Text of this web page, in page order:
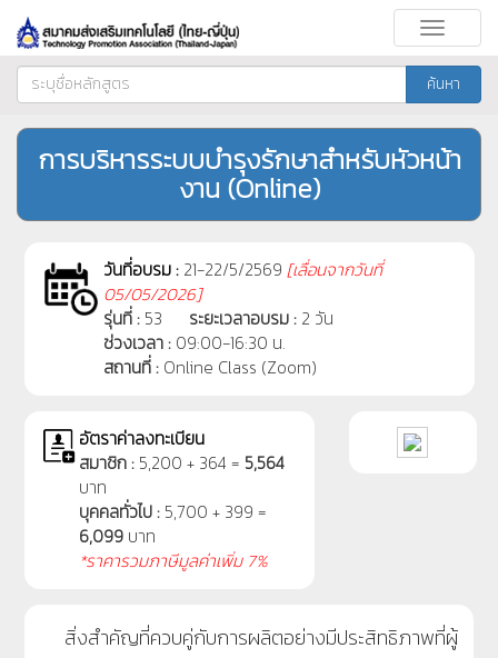
Toggle
ค้นหา
การบริหารระบบบำรุงรักษาสำหรับหัวหน้า
งาน (Online)
วันที่อบรม : 21-22/5/2569 [เลื่อนจากวันที่
05/05/2026]
รุ่นที่ : 53 ระยะเวลาอบรม : 2 วัน
ช่วงเวลา : 09:00-16:30 น.
สถานที่ : Online Class (Zoom)
อัตราค่าลงทะเบียน
สมาชิก : 5,200 + 364 = 5,564
บาท
บุคคลทั่วไป : 5,700 + 399 =
6,099 บาท
*ราคารวมภาษีมูลค่าเพิ่ม 7%
สิ่งสำคัญที่ควบคู่กับการผลิตอย่างมีประสิทธิภาพที่ผู้